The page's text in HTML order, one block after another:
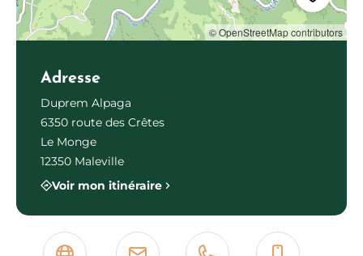
© OpenStreetMap contributors
Adresse
Duprem Alpaga
6350 route des Crêtes
Le Monge
12350 Maleville
Voir mon itinéraire